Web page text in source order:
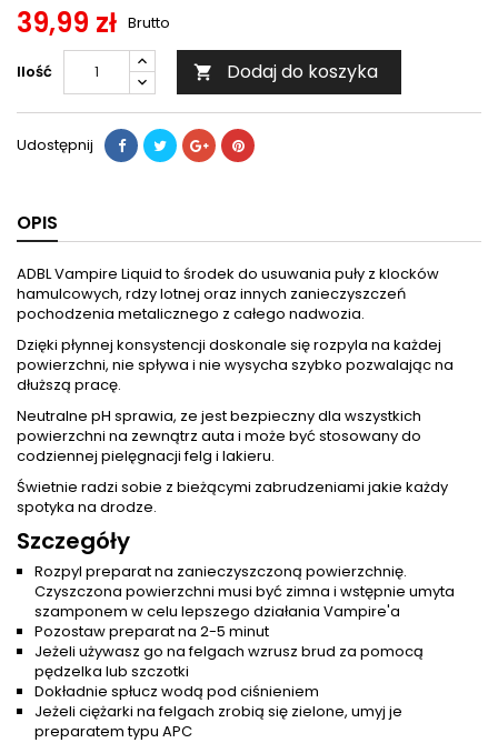
39,99 zł Brutto
Ilość  Dodaj do koszyka
Udostępnij
OPIS
ADBL Vampire Liquid to środek do usuwania puły z klocków
hamulcowych, rdzy lotnej oraz innych zanieczyszczeń
pochodzenia metalicznego z całego nadwozia.
Dzięki płynnej konsystencji doskonale się rozpyla na każdej
powierzchni, nie spływa i nie wysycha szybko pozwalając na
dłuższą pracę.
Neutralne pH sprawia, ze jest bezpieczny dla wszystkich
powierzchni na zewnątrz auta i może być stosowany do
codziennej pielęgnacji felg i lakieru.
Świetnie radzi sobie z bieżącymi zabrudzeniami jakie każdy
spotyka na drodze.
Szczegóły
Rozpyl preparat na zanieczyszczoną powierzchnię.
Czyszczona powierzchni musi być zimna i wstępnie umyta
szamponem w celu lepszego działania Vampire'a
Pozostaw preparat na 2-5 minut
Jeżeli używasz go na felgach wzrusz brud za pomocą
pędzelka lub szczotki
Dokładnie spłucz wodą pod ciśnieniem
Jeżeli ciężarki na felgach zrobią się zielone, umyj je
preparatem typu APC